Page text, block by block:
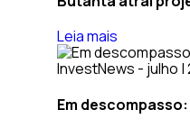
Leia mais
InvestNews - julho |
Em